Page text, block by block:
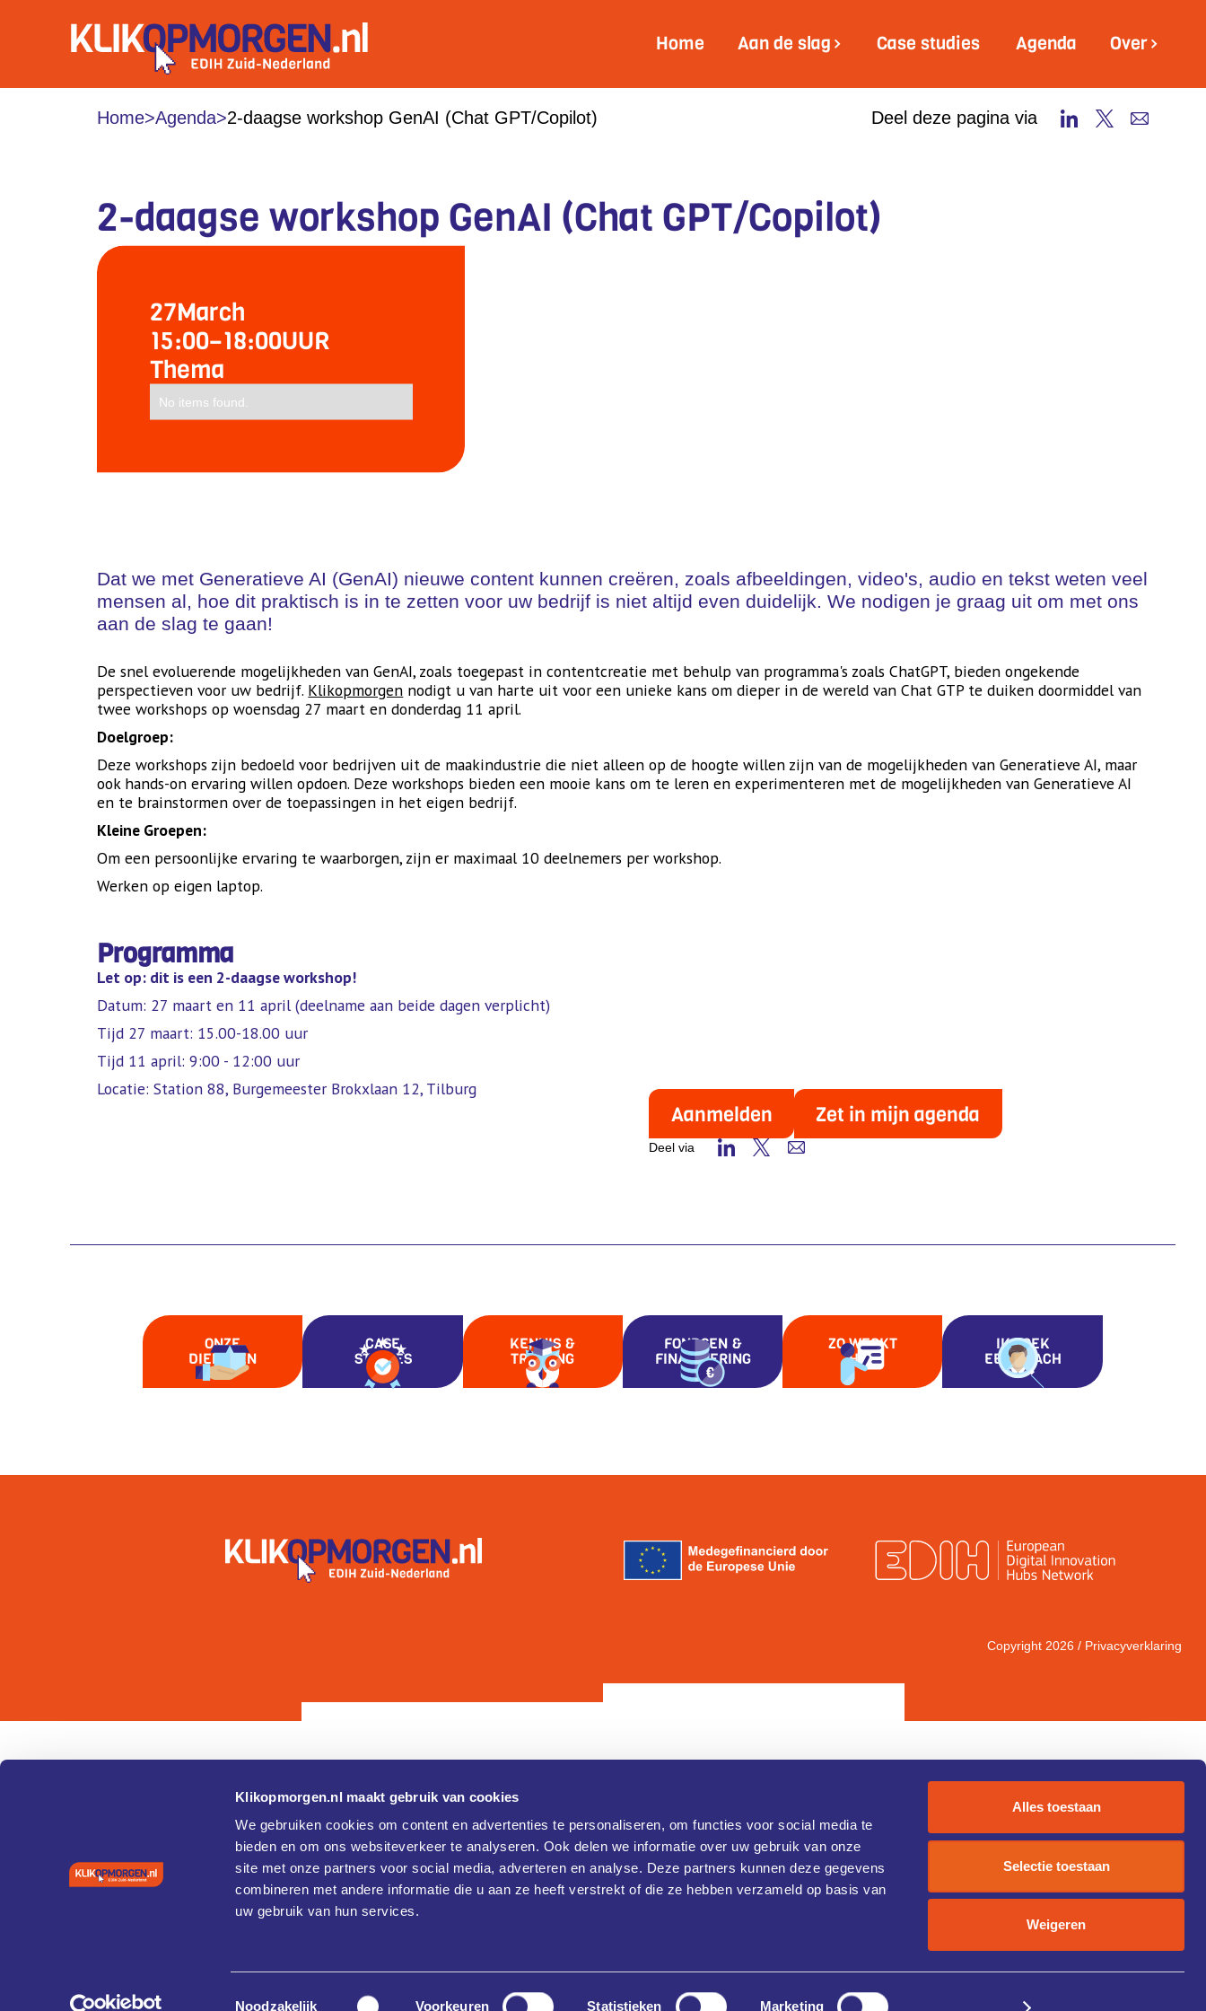
Klikopmorgen.nl maakt gebruik van cookies
We gebruiken cookies om content en advertenties te personaliseren, om functies voor social media te
bieden en om ons websiteverkeer te analyseren. Ook delen we informatie over uw gebruik van onze
site met onze partners voor social media, adverteren en analyse. Deze partners kunnen deze gegevens
combineren met andere informatie die u aan ze heeft verstrekt of die ze hebben verzameld op basis van
uw gebruik van hun services.
Toestemmingsselectie
Noodzakelijk Voorkeuren Statistieken Marketing
Alles toestaan
Selectie toestaan
Weigeren
Home Aan de slag Case studies Agenda Over
Home>Agenda>2-daagse workshop GenAI (Chat GPT/Copilot) Deel deze pagina via
2-daagse workshop GenAI (Chat GPT/Copilot)
27March
15:00–18:00UUR
Thema
No items found.
Dat we met Generatieve AI (GenAI) nieuwe content kunnen creëren, zoals afbeeldingen, video's, audio en tekst weten veel
mensen al, hoe dit praktisch is in te zetten voor uw bedrijf is niet altijd even duidelijk. We nodigen je graag uit om met ons
aan de slag te gaan!
De snel evoluerende mogelijkheden van GenAI, zoals toegepast in contentcreatie met behulp van programma's zoals ChatGPT, bieden ongekende
perspectieven voor uw bedrijf. Klikopmorgen nodigt u van harte uit voor een unieke kans om dieper in de wereld van Chat GTP te duiken doormiddel van
twee workshops op woensdag 27 maart en donderdag 11 april.
Doelgroep:
Deze workshops zijn bedoeld voor bedrijven uit de maakindustrie die niet alleen op de hoogte willen zijn van de mogelijkheden van Generatieve AI, maar
ook hands-on ervaring willen opdoen. Deze workshops bieden een mooie kans om te leren en experimenteren met de mogelijkheden van Generatieve AI
en te brainstormen over de toepassingen in het eigen bedrijf.
Kleine Groepen:
Om een persoonlijke ervaring te waarborgen, zijn er maximaal 10 deelnemers per workshop.
Werken op eigen laptop.
Programma
Let op: dit is een 2-daagse workshop!
Datum: 27 maart en 11 april (deelname aan beide dagen verplicht)
Tijd 27 maart: 15.00-18.00 uur
Tijd 11 april: 9:00 - 12:00 uur
Locatie: Station 88, Burgemeester Brokxlaan 12, Tilburg
Aanmelden Zet in mijn agenda
Deel via
ONZE
DIENSTEN
CASE
STUDIES
KENNIS &
TRAINING
FONDSEN &
FINANCIERING
ZO WERKT
HET
IK ZOEK
EEN COACH
Copyright 2026 / Privacyverklaring
Agenda
Vaardigheden en training
Contact
Over
Cookie verklaring
Privacy verklaring
Brainport Industries Campus (BIC 1)
Rijtackerweg 13
5657 BX Eindhoven